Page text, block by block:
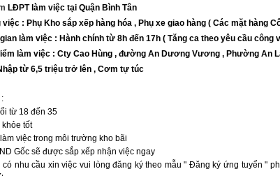
ỨNG NGÀY CHẠY OLYMPIC VÌ SỨC KHỎE TOÀN DÂN 2026 TẠI
LĐPT làm việc tại Quận Bình Tân
việc : Phụ Kho sắp xếp hàng hóa , Phụ xe giao hàng ( Các mặt hàng
làm việc : Hành chính từ 8h đến 17h ( Tăng ca theo yêu cầu công
làm việc : Cty Cao Hùng , đường An Dương Vương , Phường An
từ 6,5 triệu trở lên , Cơm tự túc
từ 18 đến 35
tốt
việc trong môi trường kho bãi
Gốc sẽ được sắp xếp nhận việc ngay
có nhu cầu xin việc vui lòng đăng ký theo mẫu " Đăng ký ứng tuyển "